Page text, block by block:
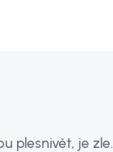
plesnivět, je zle.